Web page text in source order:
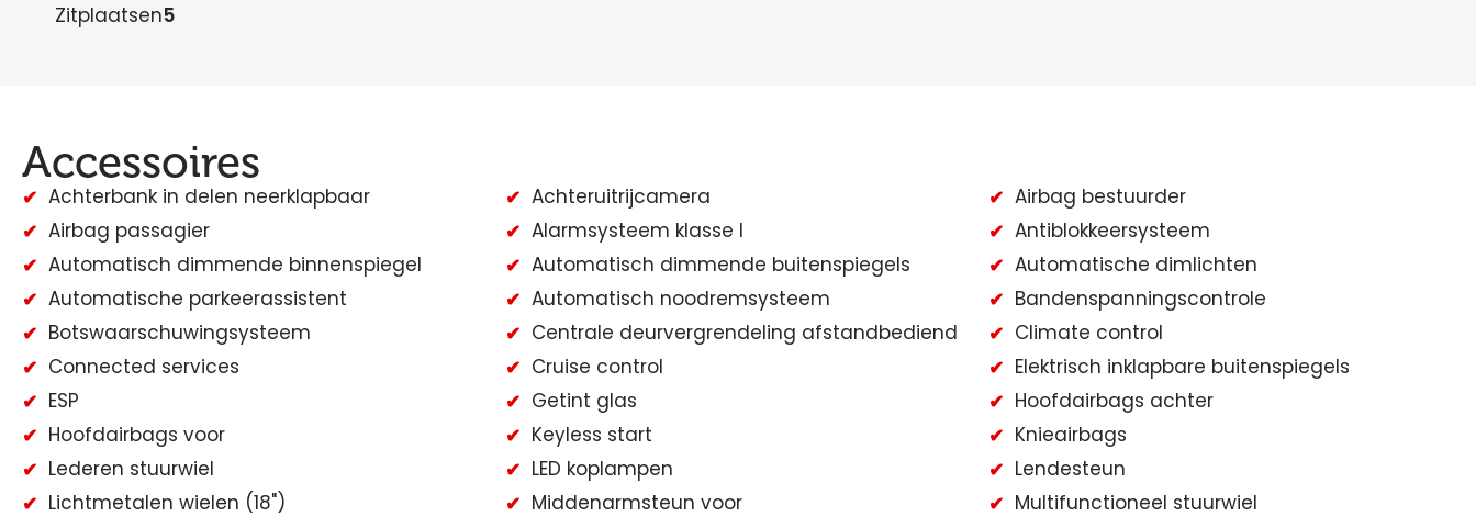
Zitplaatsen5
Accessoires
Achterbank in delen neerklapbaar Achteruitrijcamera
Airbag bestuurder
Airbag passagier
Alarmsysteem klasse I
Antiblokkeersysteem
Automatisch dimmende binnenspiegel
Automatisch dimmende buitenspiegels
Automatische dimlichten
Automatische parkeerassistent
Automatisch noodremsysteem
Bandenspanningscontrole
Botswaarschuwingsysteem
Centrale deurvergrendeling afstandbediend
Climate control
Connected services
Cruise control
Elektrisch inklapbare buitenspiegels
ESP
Getint glas
Hoofdairbags achter
Hoofdairbags voor
Keyless start
Knieairbags
Lederen stuurwiel
LED koplampen
Lendesteun
Lichtmetalen wielen (18")
Middenarmsteun voor
Multifunctioneel stuurwiel